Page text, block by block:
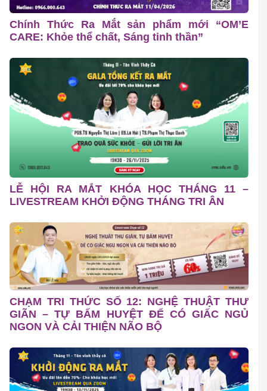
Chính Thức Ra Mắt sản phẩm mới “OM’E
CARE: Khỏe thể chất, Sáng tinh thần”
LỄ HỘI RA MẮT KHÓA HỌC THÁNG 11 –
LIVESTREAM KHỞI ĐỘNG THÁNG TRI ÂN
CHẠM TRI THỨC SỐ 12: NGHỆ THUẬT THƯ
GIÃN – TỰ BẤM HUYỆT ĐỂ CÓ GIẤC NGỦ
NGON VÀ CẢI THIỆN NÃO BỘ